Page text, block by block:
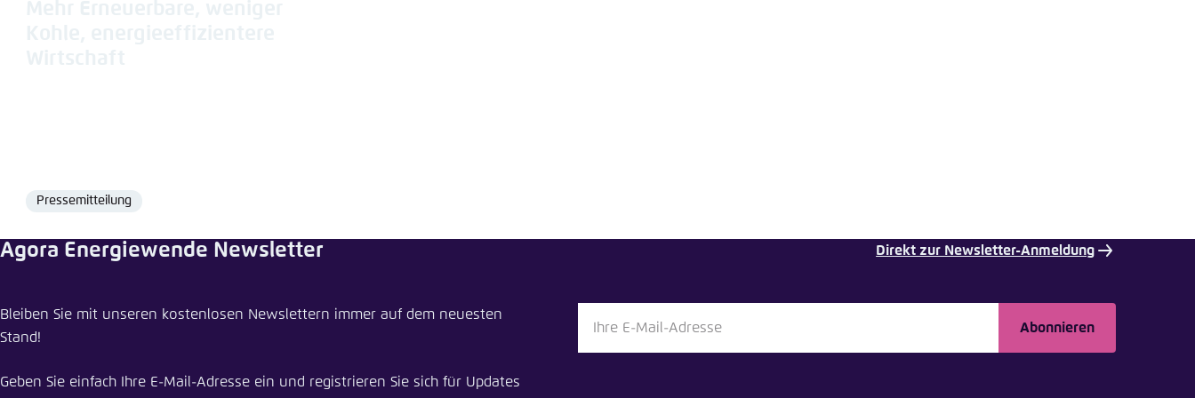
Format
Pressemitteilung
Agora Energiewende Newsletter
Bleiben Sie mit unseren kostenlosen Newslettern immer auf dem neuesten
Stand!
Geben Sie einfach Ihre E-Mail-Adresse ein und registrieren Sie sich für Updates
Abonnieren
Direkt zur Newsletter-Anmeldung